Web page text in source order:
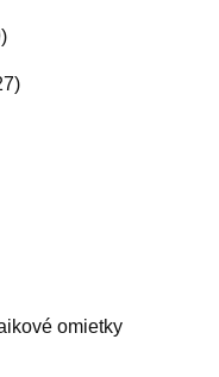
omietky